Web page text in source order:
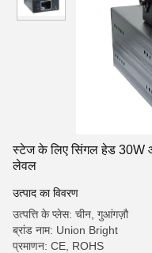
स्टेज के लिए सिंगल हेड 30W
लेवल
उत्पाद का विवरण
उत्पत्ति के प्लेस: चीन, गुआंगज़ौ
ब्रांड नाम: Union Bright
प्रमाणन: CE, ROHS